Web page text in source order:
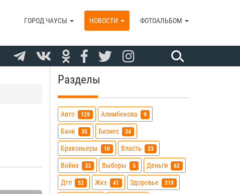
ГОРОД ЧАУСЫ НОВОСТИ ФОТОАЛЬБОМ
Разделы
Авто 129 Алимбекова 9
Банк 35 Бизнес 34
Браконьеры 10 Власть 23
Война 33 Выборы 5 Деньги 62
Дтп 52 Жкх 41 Здоровье 219